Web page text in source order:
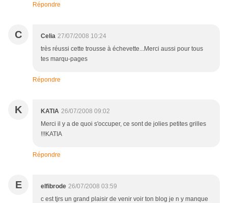
Répondre
C Celia 27/07/2008 10:24
très réussi cette trousse à échevette...Merci aussi pour tous
tes marqu-pages
Répondre
K KATIA 26/07/2008 09:02
Merci il y a de quoi s'occuper, ce sont de jolies petites grilles
!!!KATIA
Répondre
E elfibrode 26/07/2008 03:59
c est tjrs un grand plaisir de venir voir ton blog je n y manque